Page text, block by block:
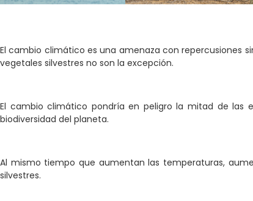
El cambio climático es una amenaza con repercusiones
vegetales silvestres no son la excepción.
El cambio climático pondría en peligro la mitad de las
biodiversidad del planeta.
Al mismo tiempo que aumentan las temperaturas,
silvestres.